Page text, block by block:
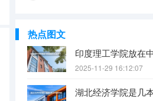
热点图文
2025-11-29 16:12:07